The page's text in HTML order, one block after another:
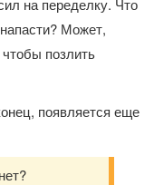
на переделку. Что
Может,
позлить
появляется еще